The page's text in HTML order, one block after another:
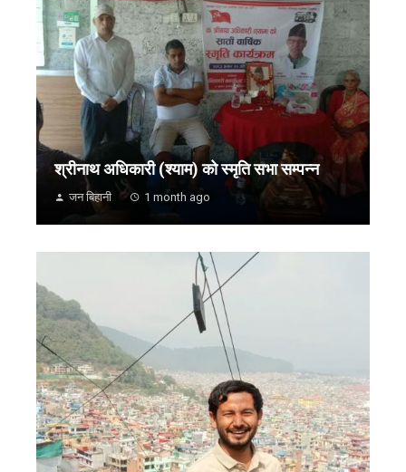
श्रीनाथ अधिकारी (श्याम) को स्मृति सभा सम्पन्न
जन बिहानी 1 month ago